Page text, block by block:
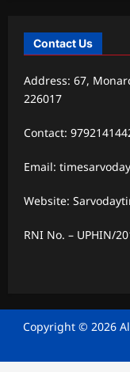
Contact Us
Address: 67,
226017
Contact:
Email:
Website:
RNI No. – UPHIN/
Copyright © 2026